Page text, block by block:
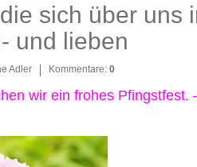
sich über uns
und lieben
Adler Kommentare: 0
wir ein frohes Pfingstfest.